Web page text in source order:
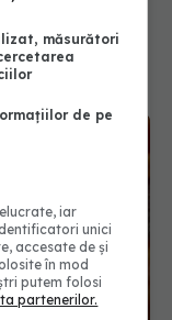
rău
măsurători
de pe
iar
unici
accesate de și
în mod
putem folosi
partenerilor.